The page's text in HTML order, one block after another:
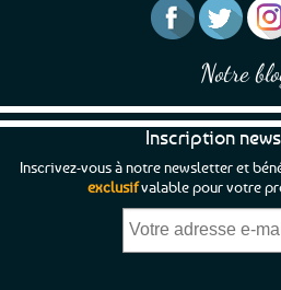
Notre
Inscription
Inscrivez-vous à notre newsletter et
exclusifvalable pour votre